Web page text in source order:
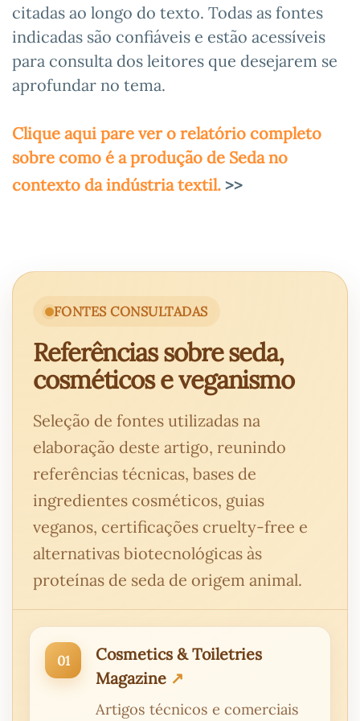
citadas ao longo do texto. Todas as fontes
indicadas são confiáveis e estão acessíveis
para consulta dos leitores que desejarem se
aprofundar no tema.
Clique aqui pare ver o relatório completo
sobre como é a produção de Seda no
contexto da indústria textil. >>
FONTES CONSULTADAS
Referências sobre seda,
cosméticos e veganismo
Seleção de fontes utilizadas na
elaboração deste artigo, reunindo
referências técnicas, bases de
ingredientes cosméticos, guias
veganos, certificações cruelty-free e
alternativas biotecnológicas às
proteínas de seda de origem animal.
Cosmetics & Toiletries
Magazine
Artigos técnicos e comerciais